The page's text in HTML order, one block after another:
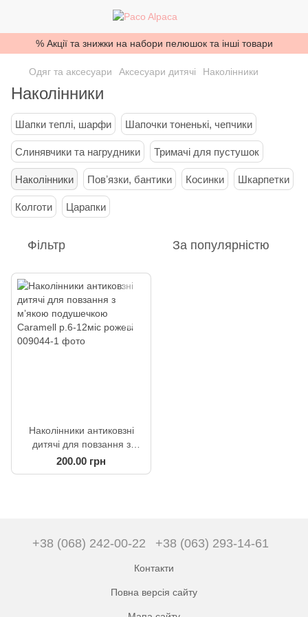
% Акції та знижки на набори пелюшок та інші товари
Одяг та аксесуари Аксесуари дитячі Наколінники
Наколінники
Шапки теплі, шарфи Шапочки тоненькі, чепчики
Слинявчики та нагрудники Тримачі для пустушок
Наколінники Повʼязки, бантики Косинки Шкарпетки
Колготи Царапки
Фільтр За популярністю
Наколінники антиковзні
дитячі для повзання з
мʼякою подушечкою
Caramell р.6-12міс рожеві
200.00 грн
+38 (068) 242-00-22 +38 (063) 293-14-61
Контакти
Повна версія сайту